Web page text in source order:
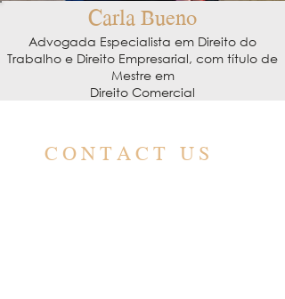
Carla Bueno
Advogada Especialista em Direito do
Trabalho e Direito Empresarial, com título de
Mestre em
Direito Comercial
CONTACT US